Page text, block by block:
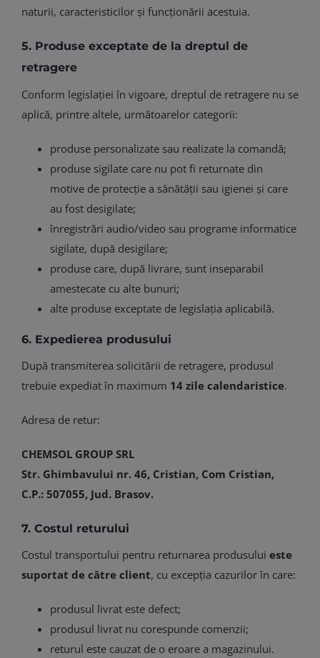
naturii, caracteristicilor și funcționării acestuia.
5. Produse exceptate de la dreptul de
retragere
Conform legislației în vigoare, dreptul de retragere nu se
aplică, printre altele, următoarelor categorii:
produse personalizate sau realizate la comandă;
produse sigilate care nu pot fi returnate din
motive de protecție a sănătății sau igienei și care
au fost desigilate;
înregistrări audio/video sau programe informatice
sigilate, după desigilare;
produse care, după livrare, sunt inseparabil
amestecate cu alte bunuri;
alte produse exceptate de legislația aplicabilă.
6. Expedierea produsului
După transmiterea solicitării de retragere, produsul
trebuie expediat în maximum 14 zile calendaristice.
Adresa de retur:
CHEMSOL GROUP SRL
Str. Ghimbavului nr. 46, Cristian, Com Cristian,
C.P.: 507055, Jud. Brasov.
7. Costul returului
Costul transportului pentru returnarea produsului este
suportat de către client, cu excepția cazurilor în care:
produsul livrat este defect;
produsul livrat nu corespunde comenzii;
returul este cauzat de o eroare a magazinului.